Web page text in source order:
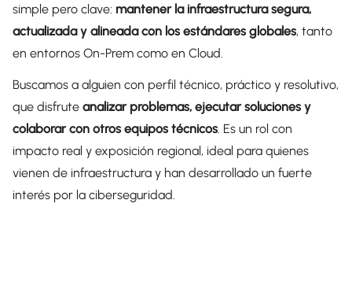
simple pero clave: mantener la infraestructura segura,
actualizada y alineada con los estándares globales, tanto
en entornos On-Prem como en Cloud.
Buscamos a alguien con perfil técnico, práctico y resolutivo,
que disfrute analizar problemas, ejecutar soluciones y
colaborar con otros equipos técnicos. Es un rol con
impacto real y exposición regional, ideal para quienes
vienen de infraestructura y han desarrollado un fuerte
interés por la ciberseguridad.